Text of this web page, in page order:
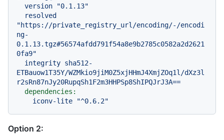
version
"0.1.13"
resolved
"https://private_registry_url/encoding/-/encodi
ng-
0.1.13.tgz#56574afdd791f54a8e9b2785c0582a2d2621
0fa9"
integrity sha512-
ETBauow1T35Y/WZMkio9jiM0Z5xjHHmJ4XmjZOq1l/dXz3l
r2sRn87nJy20RupqSh1F2m3HHPSp8ShIPQJrJ3A==
dependencies:
iconv-lite
"^0.6.2"
Option 2: